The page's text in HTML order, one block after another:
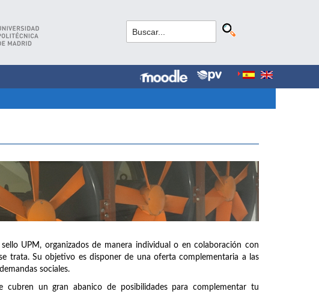
UPM, organizados de manera individual o en colaboración con
trata. Su objetivo es disponer de una oferta complementaria a las
sociales.
un gran abanico de posibilidades para complementar tu